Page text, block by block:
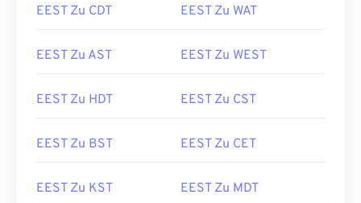
EEST Zu CDT EEST Zu WAT
EEST Zu AST EEST Zu WEST
EEST Zu HDT EEST Zu CST
EEST Zu BST EEST Zu CET
EEST Zu KST EEST Zu MDT